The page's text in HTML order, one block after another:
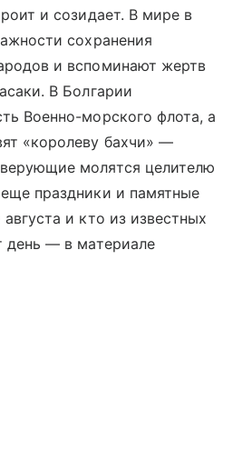
и созидает. В мире в
сохранения
и вспоминают жертв
В Болгарии
Военно-морского флота, а
«королеву бахчи» —
молятся целителю
праздники и памятные
и кто из известных
день — в материале